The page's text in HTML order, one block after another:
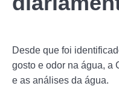
Desde que foi
gosto e odor na água, a
e as análises da água.